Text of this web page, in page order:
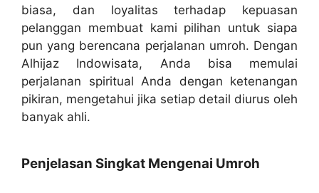
biasa, dan loyalitas terhadap kepuasan
pelanggan membuat kami pilihan untuk siapa
pun yang berencana perjalanan umroh. Dengan
Alhijaz Indowisata, Anda bisa memulai
perjalanan spiritual Anda dengan ketenangan
pikiran, mengetahui jika setiap detail diurus oleh
banyak ahli.
Penjelasan Singkat Mengenai Umroh